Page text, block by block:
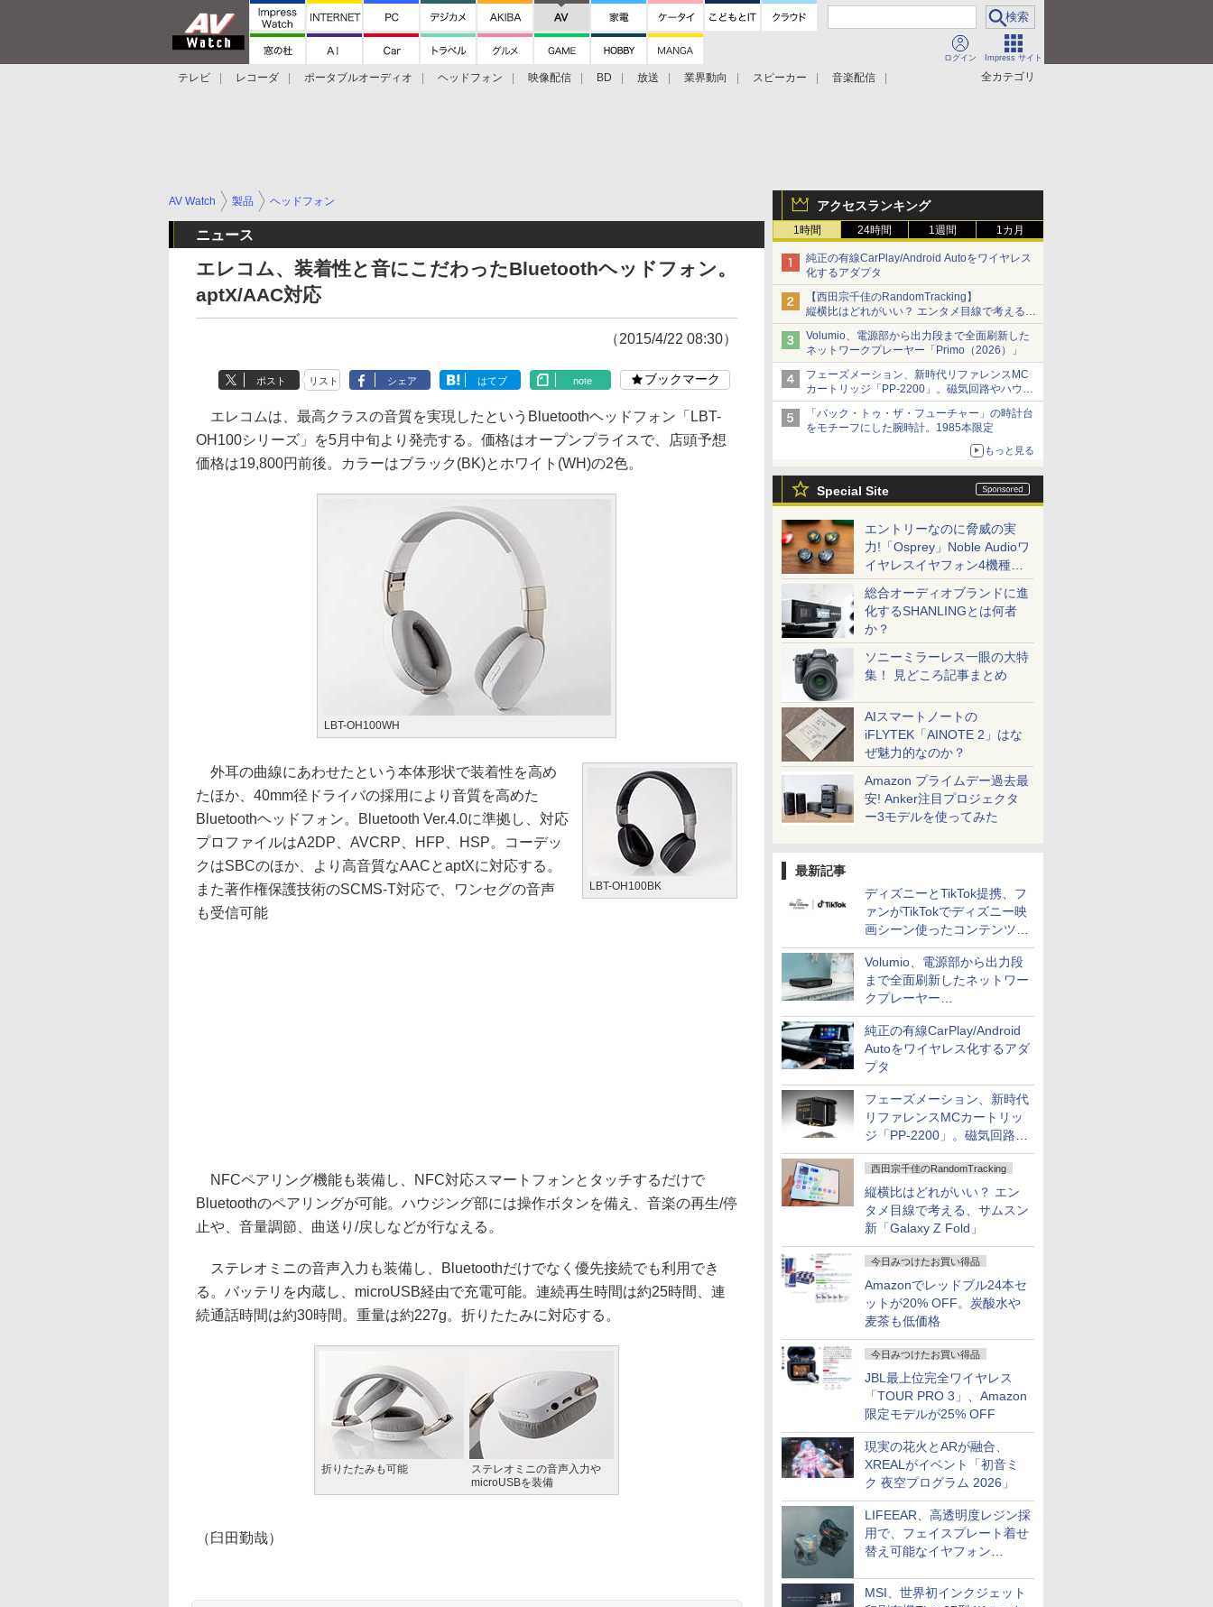
ログイン Impress サイト
全カテゴリ
テレビ レコーダ ポータブルオーディオ ヘッドフォン 映像配信 BD 放送 業界動向 スピーカー
音楽配信
アクセスランキング
1時間 24時間 1週間 1カ月
純正の有線CarPlay/Android Autoをワイヤレス
化するアダプタ
【西田宗千佳のRandomTracking】
縦横比はどれがいい？ エンタメ目線で考える、
サムスン新「Galaxy Z Fold」
Volumio、電源部から出力段まで全面刷新した
ネットワークプレーヤー「Primo（2026）」
フェーズメーション、新時代リファレンスMC
カートリッジ「PP-2200」。磁気回路やハウジ
ングを根本から見直し
「バック・トゥ・ザ・フューチャー」の時計台
をモチーフにした腕時計。1985本限定
もっと見る
Special Site
エントリーなのに脅威の実
力!「Osprey」Noble Audioワ
イヤレスイヤフォン4機種を
一気に聴く
総合オーディオブランドに進
化するSHANLINGとは何者
か？
ソニーミラーレス一眼の大特
集！ 見どころ記事まとめ
AIスマートノートの
iFLYTEK「AINOTE 2」はな
ぜ魅力的なのか？
Amazon プライムデー過去最
安! Anker注目プロジェクタ
ー3モデルを使ってみた
最新記事
ディズニーとTikTok提携、フ
ァンがTikTokでディズニー映
画シーン使ったコンテンツ制
作、Disney+にも配信
Volumio、電源部から出力段
まで全面刷新したネットワー
クプレーヤー
「Primo（2026）」
純正の有線CarPlay/Android
Autoをワイヤレス化するアダ
プタ
フェーズメーション、新時代
リファレンスMCカートリッ
ジ「PP-2200」。磁気回路や
ハウジングを根本から見直し
西田宗千佳のRandomTracking
縦横比はどれがいい？ エン
タメ目線で考える、サムスン
新「Galaxy Z Fold」
今日みつけたお買い得品
Amazonでレッドブル24本セ
ットが20% OFF。炭酸水や
麦茶も低価格
今日みつけたお買い得品
JBL最上位完全ワイヤレス
「TOUR PRO 3」、Amazon
限定モデルが25% OFF
現実の花火とARが融合、
XREALがイベント「初音ミ
ク 夜空プログラム 2026」
LIFEEAR、高透明度レジン採
用で、フェイスプレート着せ
替え可能なイヤフォン
MSI、世界初インクジェット
AV Watch 製品 ヘッドフォン
ニュース
エレコム、装着性と音にこだわったBluetoothヘッドフォン。
aptX/AAC対応
（2015/4/22 08:30）
ポスト リスト シェア はてブ note ブックマーク
エレコムは、最高クラスの音質を実現したというBluetoothヘッドフォン「LBT-
OH100シリーズ」を5月中旬より発売する。価格はオープンプライスで、店頭予想
価格は19,800円前後。カラーはブラック(BK)とホワイト(WH)の2色。
LBT-OH100WH
LBT-OH100BK
外耳の曲線にあわせたという本体形状で装着性を高め
たほか、40mm径ドライバの採用により音質を高めた
Bluetoothヘッドフォン。Bluetooth Ver.4.0に準拠し、対応
プロファイルはA2DP、AVCRP、HFP、HSP。コーデッ
クはSBCのほか、より高音質なAACとaptXに対応する。
また著作権保護技術のSCMS-T対応で、ワンセグの音声
も受信可能
NFCペアリング機能も装備し、NFC対応スマートフォンとタッチするだけで
Bluetoothのペアリングが可能。ハウジング部には操作ボタンを備え、音楽の再生/停
止や、音量調節、曲送り/戻しなどが行なえる。
ステレオミニの音声入力も装備し、Bluetoothだけでなく優先接続でも利用でき
る。バッテリを内蔵し、microUSB経由で充電可能。連続再生時間は約25時間、連
続通話時間は約30時間。重量は約227g。折りたたみに対応する。
折りたたみも可能
ステレオミニの音声入力や
microUSBを装備
（臼田勤哉）